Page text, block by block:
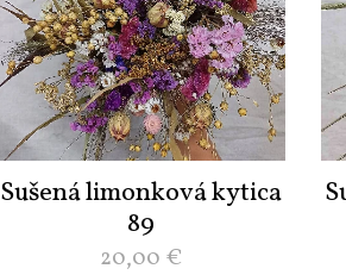
Sušená limonková kytica
89
20,00 €